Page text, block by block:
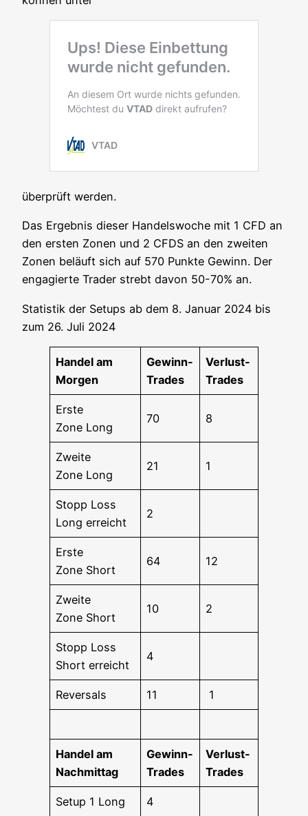
über­prüft werden.
Das Ergeb­nis die­ser Han­dels­wo­che mit 1 CFD an
den ers­ten Zonen und 2 CFDS an den zwei­ten
Zonen beläuft sich auf 570 Punk­te Gewinn. Der
enga­gier­te Trader strebt davon 50-70% an.
Sta­tis­tik der Set­ups ab dem 8. Janu­ar 2024 bis
zum 26. Juli 2024
Han­del am
Morgen
Gewinn-
Trades
Ver­lust-
Trades
Ers­te
Zone Long
70 8
Zwei­te
Zone Long
21 1
Stopp Loss
Long erreicht
2
Ers­te
Zone Short
64 12
Zwei­te
Zone Short
10 2
Stopp Loss
Short erreicht
4
Rever­sals 11 1
Han­del am
Nachmittag
Gewinn-
Trades
Ver­lust-
Trades
Set­up 1 Long 4